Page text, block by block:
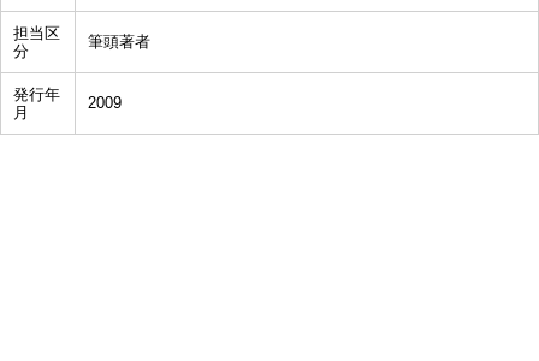
担当区
分
筆頭著者
発行年
月
2009